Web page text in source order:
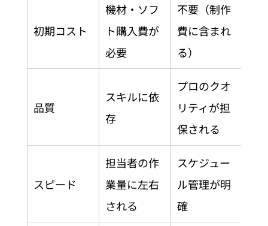
初期コスト
機材・ソフ
ト購入費が
必要
不要（制作
費に含まれ
る）
品質
スキルに依
存
プロのクオ
リティが担
保される
スピード
担当者の作
業量に左右
される
スケジュー
ル管理が明
確